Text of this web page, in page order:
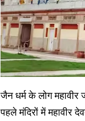
जैन धर्म के लोग
पहले मंदिरों में